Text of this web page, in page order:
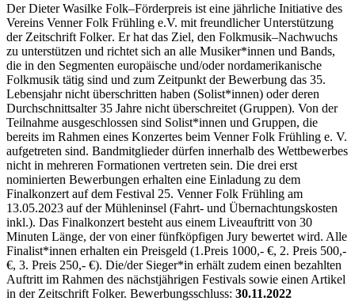
Der Dieter Wasilke Folk–Förderpreis ist eine jährliche Initiative des
Vereins Venner Folk Frühling e.V. mit freundlicher Unterstützung
der Zeitschrift Folker. Erhat das Ziel, den Folkmusik–Nachwuchs
zu unterstützen und richtet sich an alle Musiker*innen und Bands,
die in den Segmenten europäische und/oder nordamerikanische
Folkmusik tätig sind und zum Zeitpunkt der Bewerbung das 35.
Lebensjahr nicht überschritten haben (Solist*innen) oder deren
Durchschnittsalter 35 Jahre nicht überschreitet (Gruppen). Von der
Teilnahme ausgeschlossen sind Solist*innen und Gruppen, die
bereits im Rahmen eines Konzertes beim Venner Folk Frühling e. V.
aufgetreten sind. Bandmitglieder dürfen innerhalb des Wettbewerbes
nicht in mehreren Formationen vertreten sein. Die drei erst
nominierten Bewerbungen erhalten eine Einladung zu dem
Finalkonzert auf dem Festival 25. Venner Folk Frühling am
13.05.2023 auf der Mühleninsel (Fahrt- und Übernachtungskosten
inkl.). Das Finalkonzert besteht aus einem Liveauftritt von 30
Minuten Länge, der von einer fünfköpfigen Jury bewertet wird. Alle
Finalist*innen erhalten ein Preisgeld (1.Preis 1000,- €, 2. Preis 500,-
€, 3. Preis 250,- €). Die/der Sieger*in erhält zudem einen bezahlten
Auftritt im Rahmen des nächstjährigen Festivals sowie einen Artikel
in der Zeitschrift Folker. Bewerbungsschluss: 30.11.2022